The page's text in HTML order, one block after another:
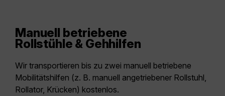
Manuell betriebene
Rollstühle & Gehhilfen
Wir transportieren bis zu zwei manuell betriebene
Mobilitätshilfen (z. B. manuell angetriebener Rollstuhl,
Rollator, Krücken) kostenlos.